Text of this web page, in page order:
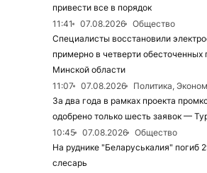
привести все в порядок
11:41
07.08.2026
Общество
Специалисты восстановили
примерно в четверти обесточенных
Минской области
11:07
07.08.2026
Политика,
За два года в рамках проекта
одобрено только шесть заявок —
10:45
07.08.2026
Общество
На руднике "Беларуськалия" погиб
слесарь